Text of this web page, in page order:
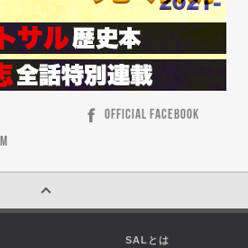
OFFICIAL FACEBOOK
SALとは